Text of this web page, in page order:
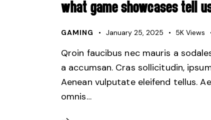
WHAT GAME SHOWCASES TELL
GAMING January 25, 2025 5K Views
Qroin faucibus nec mauris a
a accumsan. Cras sollicitudin,
Aenean vulputate eleifend tellus.
omnis…